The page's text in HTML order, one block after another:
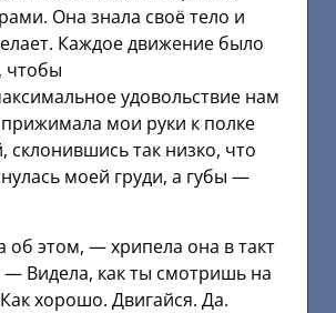
Она знала своё тело и
Каждое движение было
чтобы
удовольствие нам
мои руки к полке
склонившись так низко, что
моей груди, а губы —
этом, — хрипела она в такт
Видела, как ты смотришь на
хорошо. Двигайся. Да.